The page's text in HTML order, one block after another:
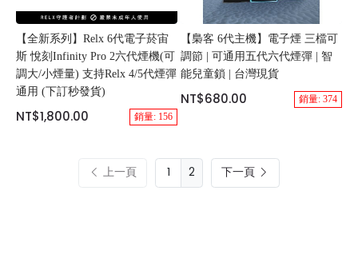
【全新系列】Relx 6代電子菸宙
斯 悅刻Infinity Pro 2六代煙機(可
調大/小煙量) 支持Relx 4/5代煙彈
通用 (下訂秒發貨)
NT$1,800.00 銷量: 156
【梟客 6代主機】電子煙 三檔可
調節 | 可通用五代六代煙彈 | 智
能兒童鎖 | 台灣現貨
NT$680.00 銷量: 374
上一頁 2 下一頁